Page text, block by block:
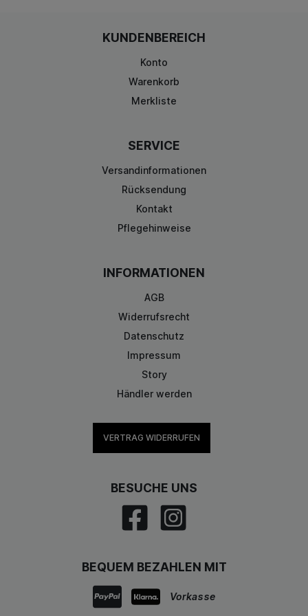
KUNDENBEREICH
Konto
Warenkorb
Merkliste
SERVICE
Versandinformationen
Rücksendung
Kontakt
Pflegehinweise
INFORMATIONEN
AGB
Widerrufsrecht
Datenschutz
Impressum
Story
Händler werden
VERTRAG WIDERRUFEN
BESUCHE UNS
BEQUEM BEZAHLEN MIT
Vorkasse